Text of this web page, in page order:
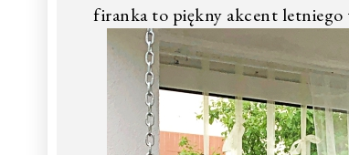
firanka to piękny akcent letniego